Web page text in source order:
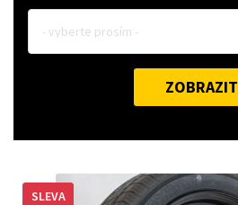
- vyberte prosím -
ZOBRAZIT
SLEVA